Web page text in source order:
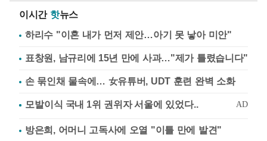
이시간 핫뉴스
하리수 "이혼 내가 먼저 제안…아기 못 낳아 미안"
표창원, 남규리에 15년 만에 사과…"제가 틀렸습니다"
손 묶인채 물속에… 女유튜버, UDT 훈련 완벽 소화
방은희, 어머니 고독사에 오열 "이틀 만에 발견"